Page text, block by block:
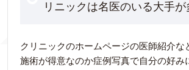
リニックは名医のいる大手が
クリニックのホームページの医師紹介な
施術が得意なのか症例写真で自分の好み